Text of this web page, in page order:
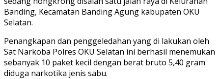
Banding, Kecamatan Banding Agung kabupaten OKU
Selatan.
Penangkapan dan penggeledahan yang di lakukan oleh
Sat Narkoba Polres OKU Selatan ini berhasil menemukan
sebanyak 10 paket kecil dengan berat bruto 5,40 gram
diduga narkotika jenis sabu.